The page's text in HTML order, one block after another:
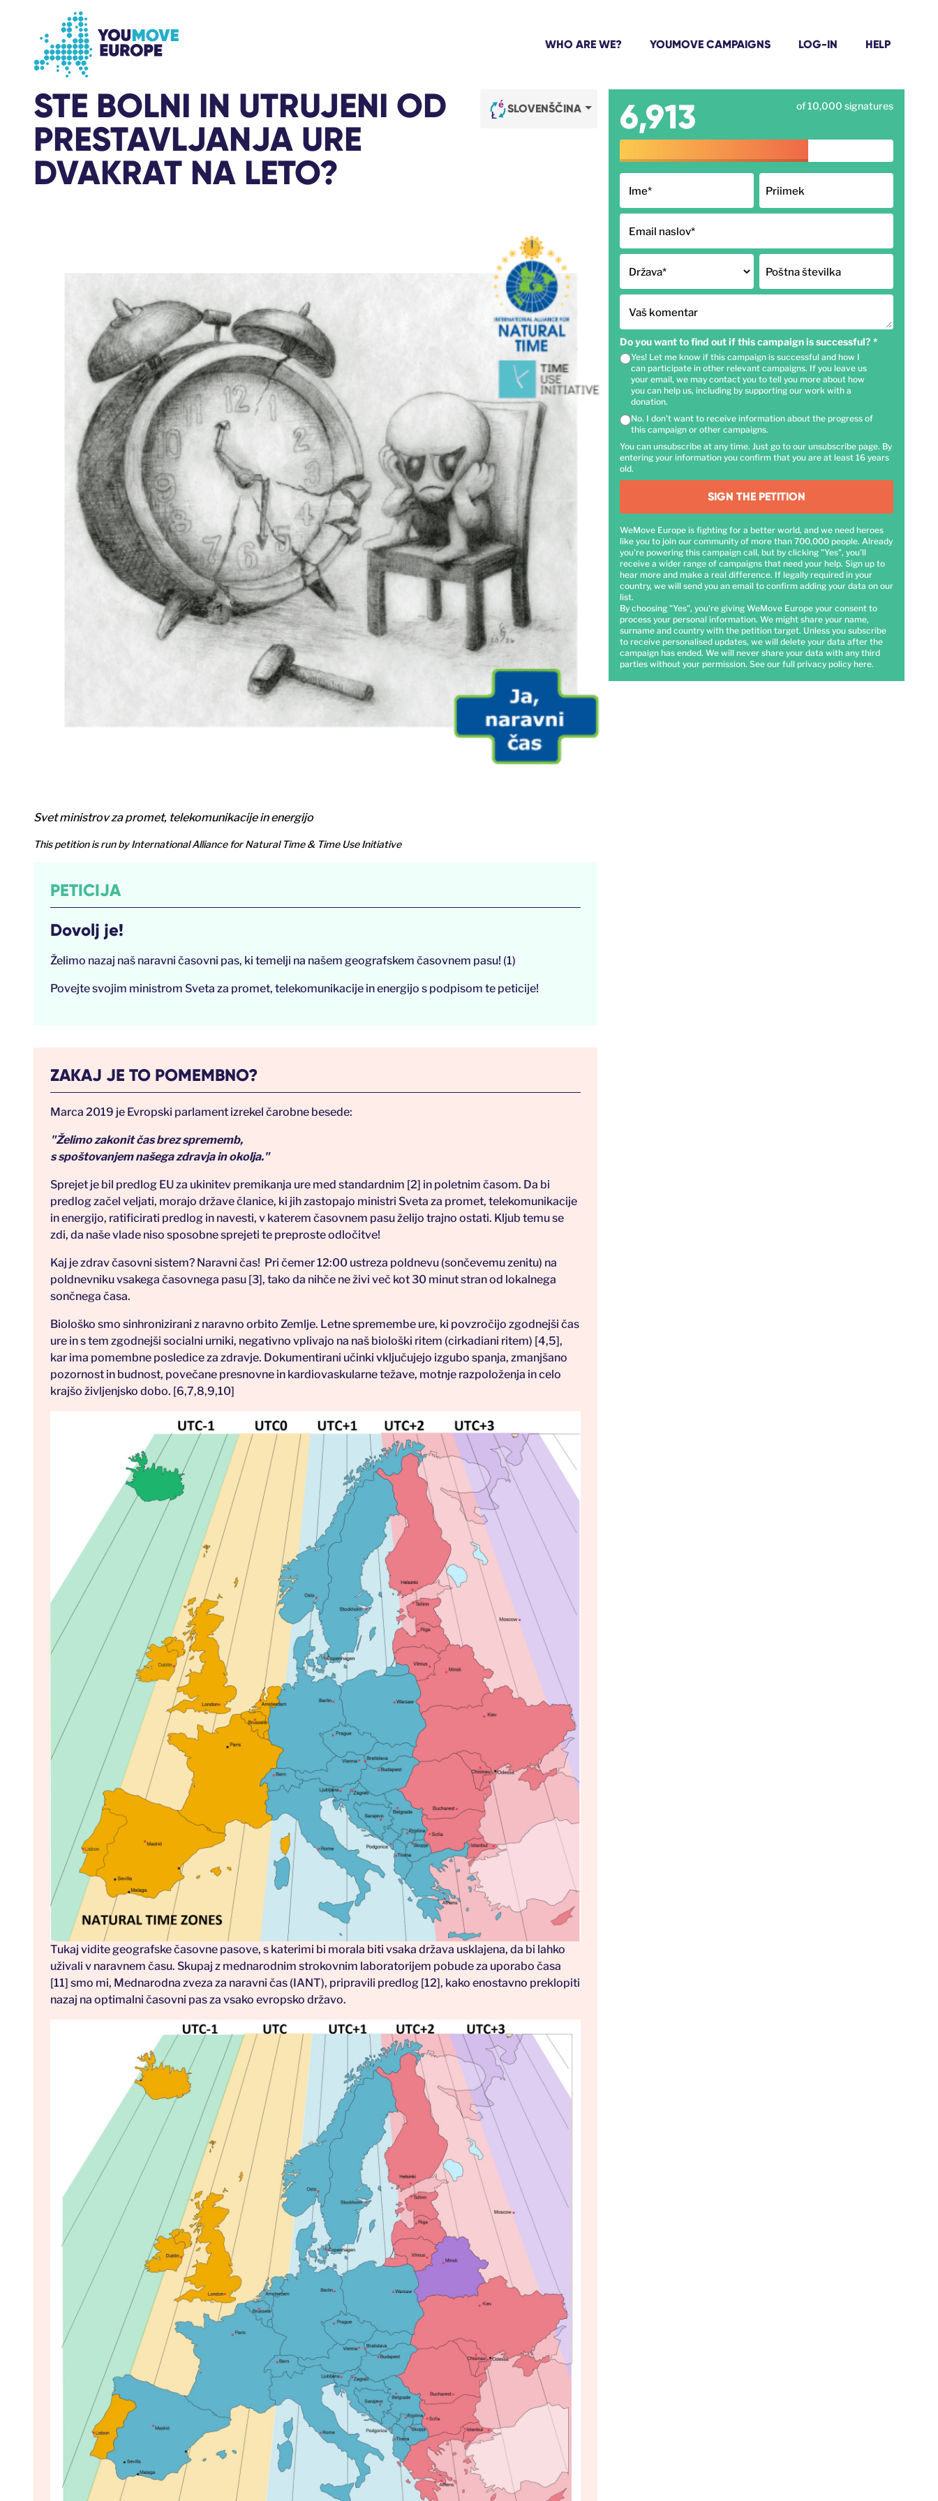
WHO ARE WE? YOUMOVE CAMPAIGNS LOG-IN HELP
SLOVENŠČINA
STE BOLNI IN UTRUJENI OD
PRESTAVLJANJA URE
DVAKRAT NA LETO?
Svet ministrov za promet, telekomunikacije in energijo
This petition is run by International Alliance for Natural Time & Time Use Initiative
PETICIJA
Dovolj je!
Želimo nazaj naš naravni časovni pas, ki temelji na našem geografskem časovnem pasu! (1)
Povejte svojim ministrom Sveta za promet, telekomunikacije in energijo s podpisom te peticije!
ZAKAJ JE TO POMEMBNO?
Marca 2019 je Evropski parlament izrekel čarobne besede:
"Želimo zakonit čas brez sprememb,
s spoštovanjem našega zdravja in okolja."
Sprejet je bil predlog EU za ukinitev premikanja ure med standardnim [2] in poletnim časom. Da bi
predlog začel veljati, morajo države članice, ki jih zastopajo ministri Sveta za promet, telekomunikacije
in energijo, ratificirati predlog in navesti, v katerem časovnem pasu želijo trajno ostati. Kljub temu se
zdi, da naše vlade niso sposobne sprejeti te preproste odločitve!
Kaj je zdrav časovni sistem? Naravni čas! Pri čemer 12:00 ustreza poldnevu (sončevemu zenitu) na
poldnevniku vsakega časovnega pasu [3], tako da nihče ne živi več kot 30 minut stran od lokalnega
sončnega časa.
Biološko smo sinhronizirani z naravno orbito Zemlje. Letne spremembe ure, ki povzročijo zgodnejši čas
ure in s tem zgodnejši socialni urniki, negativno vplivajo na naš biološki ritem (cirkadiani ritem) [4,5],
kar ima pomembne posledice za zdravje. Dokumentirani učinki vključujejo izgubo spanja, zmanjšano
pozornost in budnost, povečane presnovne in kardiovaskularne težave, motnje razpoloženja in celo
krajšo življenjsko dobo. [6,7,8,9,10]
Tukaj vidite geografske časovne pasove, s katerimi bi morala biti vsaka država usklajena, da bi lahko
uživali v naravnem času. Skupaj z mednarodnim strokovnim laboratorijem pobude za uporabo časa
[11] smo mi, Mednarodna zveza za naravni čas (IANT), pripravili predlog [12], kako enostavno preklopiti
nazaj na optimalni časovni pas za vsako evropsko državo.
6,913 of 10,000 signatures
Ime* Priimek
Email naslov*
Država* Poštna številka
Vaš komentar
Do you want to find out if this campaign is successful? *
Yes! Let me know if this campaign is successful and how I
can participate in other relevant campaigns. If you leave us
your email, we may contact you to tell you more about how
you can help us, including by supporting our work with a
donation.
No. I don't want to receive information about the progress of
this campaign or other campaigns.
You can unsubscribe at any time. Just go to our unsubscribe page. By
entering your information you confirm that you are at least 16 years
old.
SIGN THE PETITION
WeMove Europe is fighting for a better world, and we need heroes
like you to join our community of more than 700,000 people. Already
you're powering this campaign call, but by clicking "Yes", you'll
receive a wider range of campaigns that need your help. Sign up to
hear more and make a real difference. If legally required in your
country, we will send you an email to confirm adding your data on our
list.
By choosing "Yes", you're giving WeMove Europe your consent to
process your personal information. We might share your name,
surname and country with the petition target. Unless you subscribe
to receive personalised updates, we will delete your data after the
campaign has ended. We will never share your data with any third
parties without your permission. See our full privacy policy here.